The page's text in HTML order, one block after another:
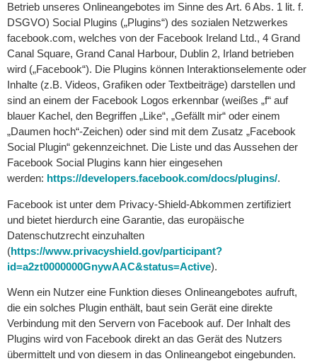
Betrieb unseres Onlineangebotes im Sinne des Art. 6 Abs. 1 lit. f.
DSGVO) Social Plugins („Plugins“) des sozialen Netzwerkes
facebook.com, welches von der Facebook Ireland Ltd., 4 Grand
Canal Square, Grand Canal Harbour, Dublin 2, Irland betrieben
wird („Facebook“). Die Plugins können Interaktionselemente oder
Inhalte (z.B. Videos, Grafiken oder Textbeiträge) darstellen und
sind an einem der Facebook Logos erkennbar (weißes „f“ auf
blauer Kachel, den Begriffen „Like“, „Gefällt mir“ oder einem
„Daumen hoch“-Zeichen) oder sind mit dem Zusatz „Facebook
Social Plugin“ gekennzeichnet. Die Liste und das Aussehen der
Facebook Social Plugins kann hier eingesehen
werden: https://developers.facebook.com/docs/plugins/.
Facebook ist unter dem Privacy-Shield-Abkommen zertifiziert
und bietet hierdurch eine Garantie, das europäische
Datenschutzrecht einzuhalten
(https://www.privacyshield.gov/participant?
id=a2zt0000000GnywAAC&status=Active).
Wenn ein Nutzer eine Funktion dieses Onlineangebotes aufruft,
die ein solches Plugin enthält, baut sein Gerät eine direkte
Verbindung mit den Servern von Facebook auf. Der Inhalt des
Plugins wird von Facebook direkt an das Gerät des Nutzers
übermittelt und von diesem in das Onlineangebot eingebunden.